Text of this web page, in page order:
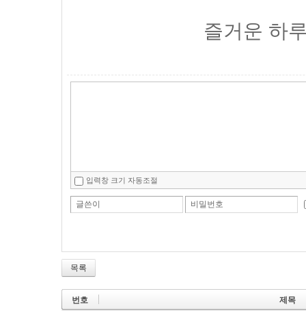
즐거운 하
입력창 크기 자동조절
글쓴이 비밀번호
목록
번호 제목